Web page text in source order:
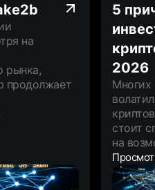
на
рынка,
продолжает
5
2026
Многих
стоит
на